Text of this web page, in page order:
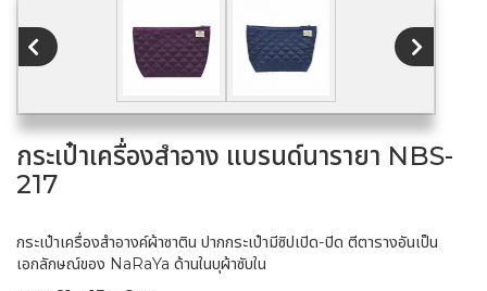
กระเป๋าเครื่องสำอาง แบรนด์นารายา NBS-
217
กระเป๋าเครื่องสำอางค์ผ้าซาติน ปากกระเป๋ามีซิปเปิด-ปิด ตีตารางอันเป็น
เอกลักษณ์ของ NaRaYa ด้านในบุผ้าซับใน